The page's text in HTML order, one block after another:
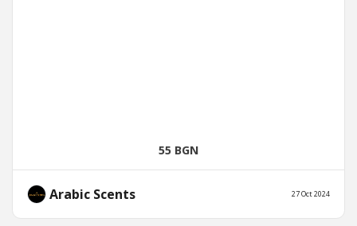
55 BGN
Arabic Scents 27 Oct 2024